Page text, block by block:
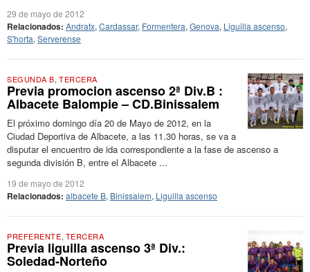
29 de mayo de 2012
Relacionados: Andratx, Cardassar, Formentera, Genova, Liguilla ascenso,
S'horta, Serverense
SEGUNDA B, TERCERA
Previa promocion ascenso 2ª Div.B :
Albacete Balompie – CD.Binissalem
El próximo domingo día 20 de Mayo de 2012, en la
Ciudad Deportiva de Albacete, a las 11.30 horas, se va a
disputar el encuentro de ida correspondiente a la fase de ascenso a
segunda división B, entre el Albacete ...
19 de mayo de 2012
Relacionados: albacete B, Binissalem, Liguilla ascenso
PREFERENTE, TERCERA
Previa liguilla ascenso 3ª Div.:
Soledad-Norteño